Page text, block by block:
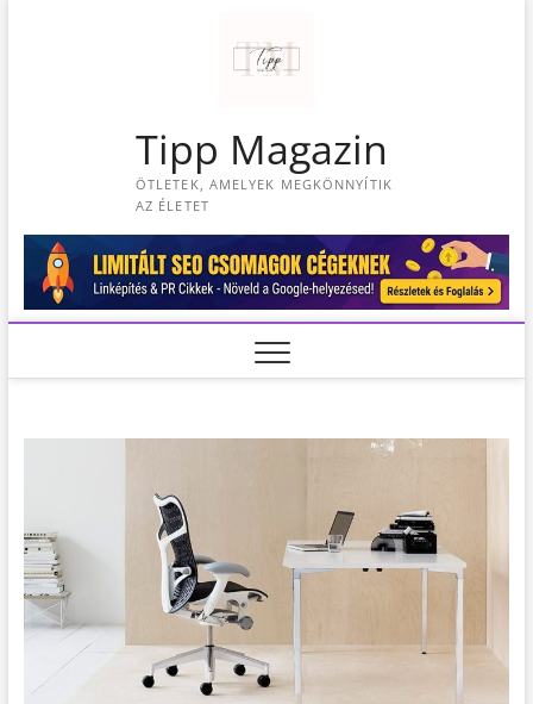
t
Tipp Magazin
ÖTLETEK, AMELYEK MEGKÖNNYÍTIK
AZ ÉLETET